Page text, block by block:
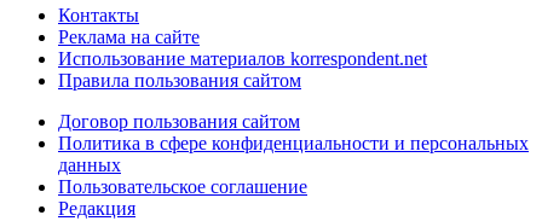
Контакты
Реклама на сайте
Использование материалов korrespondent.net
Правила пользования сайтом
Договор пользования сайтом
Политика в сфере конфиденциальности и персональных
данных
Пользовательское соглашение
Редакция